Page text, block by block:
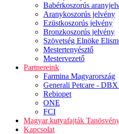
Babérkoszorús
Aranykoszorús jelvény
Ezüstkoszorús jelvény
Bronzkoszorús jelvény
Szövetség Elnöke
Mestertenyésztő
Mestervezető
Partnereink
Farmina Magyarország
Generali Petcare -
Rebiopet
ONE
FCI
Magyar kutyafajták
Kapcsolat